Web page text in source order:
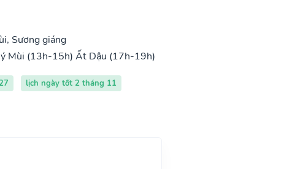
Sương giáng
Mùi (13h-15h) Ất Dậu (17h-19h)
lịch ngày tốt 2 tháng 11